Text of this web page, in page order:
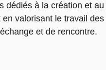
dédiés à la création et
valorisant le travail
et de rencontre.